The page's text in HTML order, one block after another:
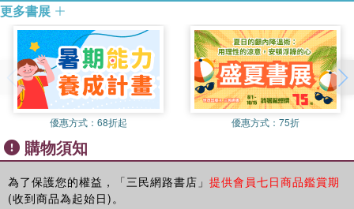
第四章 行政法之法源與行政法上法律關係
第一節 憲法
第二節 法律
第三節 國際法
第四節 命令
第五節 自治規章
第六節 不成文法源
第七節 法源位階
第八節 行政法上法律關係之發生
第九節 行政法上之權利與義務
第十節 行政法上法律關係之消滅
更多書展
優惠方式： 68折起 優惠方式： 75折
購物須知
為了保護您的權益，「三民網路書店」 提供會員七日商品鑑賞期
(收到商品為起始日)。